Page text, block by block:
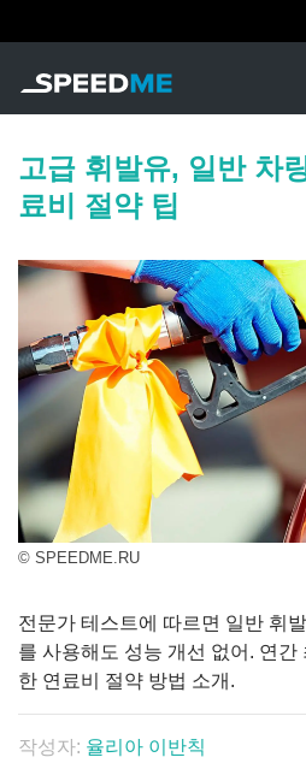
고급 휘발유, 일반 차
료비 절약 팁
© SPEEDME.RU
전문가 테스트에 따르면 일반 휘
를 사용해도 성능 개선 없어. 연간
한 연료비 절약 방법 소개.
작성자: 율리아 이반칙